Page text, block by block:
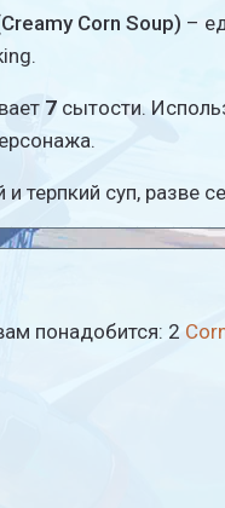
Corn Soup) –
7сытости.
терпкий суп, разве
понадобится: 2